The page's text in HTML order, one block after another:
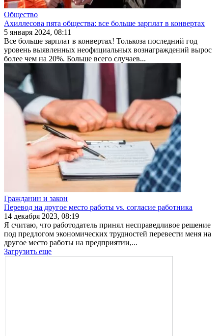
Общество
Ахиллесова пята общества: все больше зарплат в конвертах
5 января 2024, 08:11
Все больше зарплат в конвертах! Толькоза последний год
уровень выявлен­ных неофициальных вознаграждений вырос
более чем на 20%. Больше всего случаев...
Гражданин и закон
Перевод на другое место работы vs. согласие работника
14 декабря 2023, 08:19
Я считаю, что работодатель принял несправедливое решение
под предлогом экономических трудностей перевести меня на
другое место работы на предприятии,...
Загрузить еще